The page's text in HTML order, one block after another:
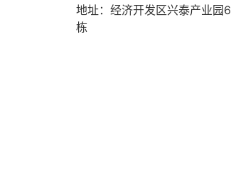
地址：经济开发区兴泰产业园6
栋